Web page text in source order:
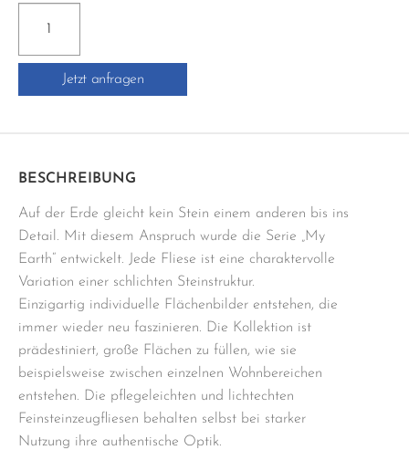
RU60
MY
EARTH
grau
Jetzt anfragen
BESCHREIBUNG
Auf der Erde gleicht kein Stein einem anderen bis ins
Detail. Mit diesem Anspruch wurde die Serie „My
Earth“ entwickelt. Jede Fliese ist eine charaktervolle
Variation einer schlichten Steinstruktur.
Einzigartig individuelle Flächenbilder entstehen, die
immer wieder neu faszinieren. Die Kollektion ist
prädestiniert, große Flächen zu füllen, wie sie
beispielsweise zwischen einzelnen Wohnbereichen
entstehen. Die pflegeleichten und lichtechten
Feinsteinzeugfliesen behalten selbst bei starker
Nutzung ihre authentische Optik.